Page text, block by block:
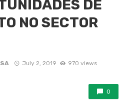
DE
NO SECTOR
July 2, 2019 970 views
0